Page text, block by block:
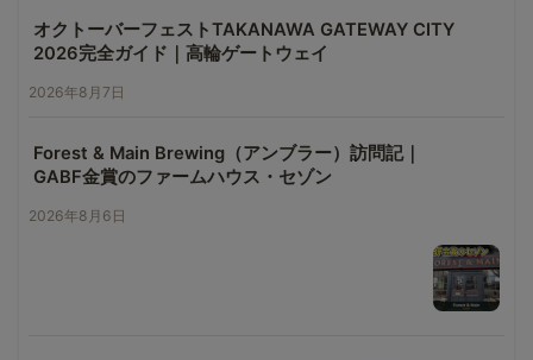
オクトーバーフェストTAKANAWA GATEWAY CITY
2026完全ガイド｜高輪ゲートウェイ
2026年8月7日
Forest & Main Brewing（アンブラー）訪問記｜
GABF金賞のファームハウス・セゾン
2026年8月6日